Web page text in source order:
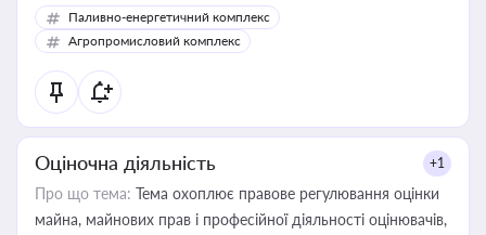
Паливно-енергетичний комплекс
Агропромисловий комплекс
Оціночна діяльність +1
Про що тема: Тема охоплює правове регулювання оцінки
майна, майнових прав і професійної діяльності оцінювачів,